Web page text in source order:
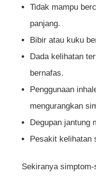
Tidak mampu
panjang.
Bibir atau kuku
Dada kelihatan
bernafas.
Penggunaan
mengurangkan
Degupan jantung
Pesakit kelihatan
Sekiranya